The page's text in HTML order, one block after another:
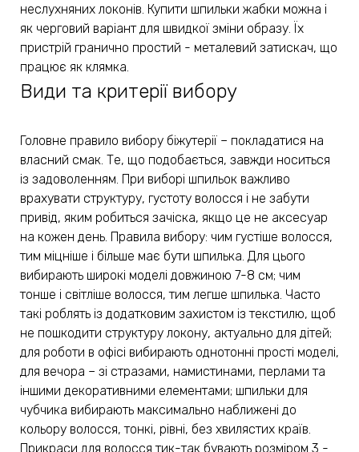
неслухняних локонів. Купити шпильки жабки можна і
як черговий варіант для швидкої зміни образу. Їх
пристрій гранично простий - металевий затискач, що
працює як клямка.
Види та критерії вибору
Головне правило вибору біжутерії – покладатися на
власний смак. Те, що подобається, завжди носиться
із задоволенням. При виборі шпильок важливо
врахувати структуру, густоту волосся і не забути
привід, яким робиться зачіска, якщо це не аксесуар
на кожен день. Правила вибору: чим густіше волосся,
тим міцніше і більше має бути шпилька. Для цього
вибирають широкі моделі довжиною 7-8 см; чим
тонше і світліше волосся, тим легше шпилька. Часто
такі роблять із додатковим захистом із текстилю, щоб
не пошкодити структуру локону, актуально для дітей;
для роботи в офісі вибирають однотонні прості моделі,
для вечора – зі стразами, намистинами, перлами та
іншими декоративними елементами; шпильки для
чубчика вибирають максимально наближені до
кольору волосся, тонкі, рівні, без хвилястих країв.
Прикраси для волосся тик-так бувають розміром 3 -